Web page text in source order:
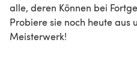
alle, deren Können bei
Probiere sie noch heute aus
Meisterwerk!